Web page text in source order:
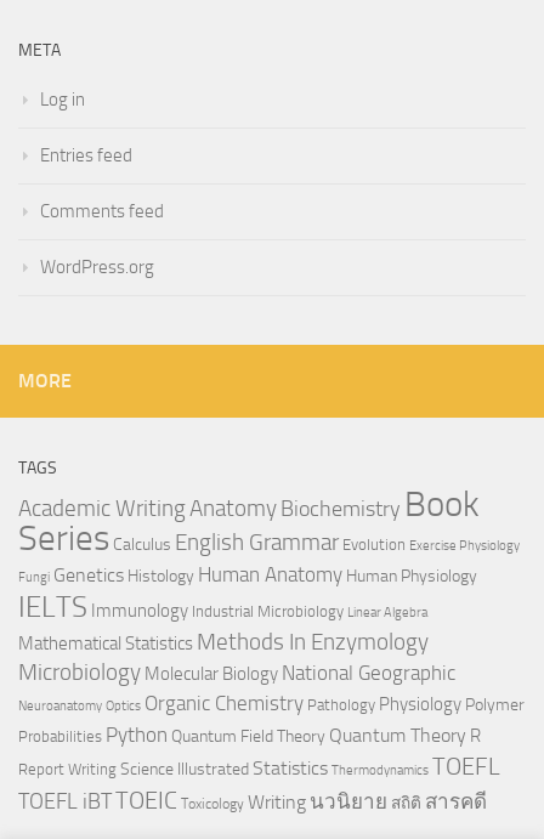
META
Log in
Entries feed
Comments feed
WordPress.org
MORE
TAGS
Academic WritingAnatomyBiochemistry Book
Series Calculus English Grammar Evolution Exercise Physiology
Fungi Genetics Histology Human Anatomy Human Physiology
IELTS Immunology Industrial Microbiology Linear Algebra
Mathematical Statistics Methods In Enzymology
Microbiology Molecular Biology National Geographic
Neuroanatomy Optics Organic Chemistry Pathology Physiology Polymer
Probabilities Python Quantum Field Theory Quantum Theory R
Report Writing Science Illustrated Statistics Thermodynamics TOEFL
TOEFL iBTTOEIC Toxicology Writing นวนิยาย สถิติ สารคดี